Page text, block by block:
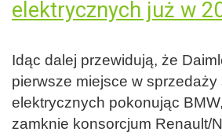
Idąc dalej przewidują, że
pierwsze miejsce w
elektrycznych pokonując
zamknie konsorcjum Renault/